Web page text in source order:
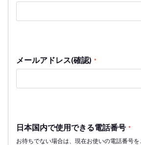
メールアドレス(確認) *
日本国内で使用できる電話番号 *
お待ちでない場合は、現在お使いの電話番号を